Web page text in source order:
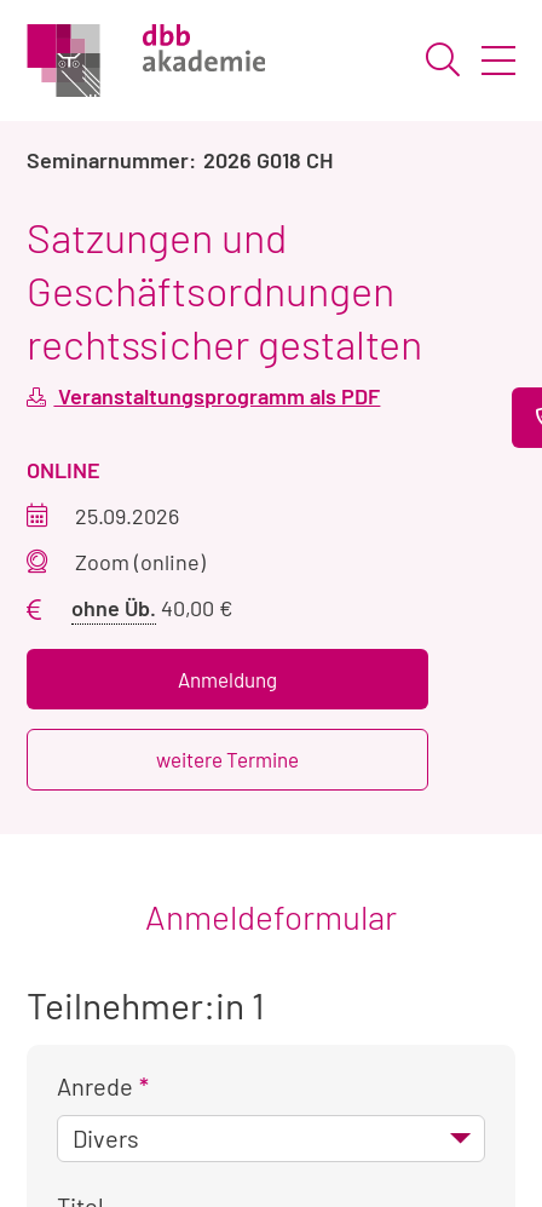
Suche
2026 G018 CH
Satzungen und
Geschäftsordnungen
rechtssicher gestalten
Veranstaltungsprogramm als PDF
VERANSTALTUNGSART
ONLINE
Veranstaltungszeitraum
25.09.2026
Veranstaltungsort
Zoom (online)
ohne Üb. Preis
Übernachtung
40,00 €
Anmeldung
weitere Termine
Anmeldeformular
Teilnehmer:in 1
Anrede